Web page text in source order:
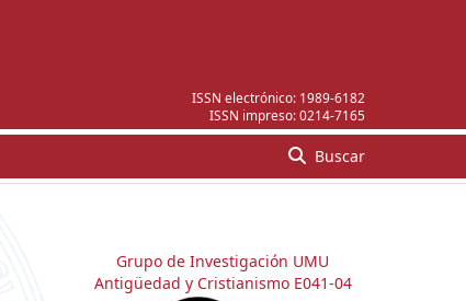
ISSN electrónico: 1989-6182
ISSN impreso:0214-7165
Buscar
Grupo de Investigación UMU
Antigüedad y Cristianismo E041-04